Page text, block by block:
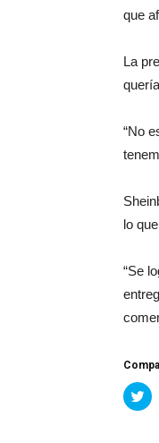
que
La
“No
lo
“Se